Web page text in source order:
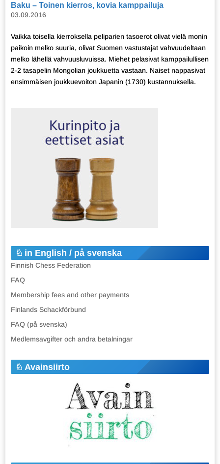
Baku – Toinen kierros, kovia kamppailuja
03.09.2016
Vaikka toisella kierroksella peliparien tasoerot olivat vielä monin
paikoin melko suuria, olivat Suomen vastustajat vahvuudeltaan
melko lähellä vahvuusluvuissa. Miehet pelasivat kamppailullisen
2-2 tasapelin Mongolian joukkuetta vastaan. Naiset nappasivat
ensimmäisen joukkuevoiton Japanin (1730) kustannuksella.
in English / på svenska
Finnish Chess Federation
FAQ
Membership fees and other payments
Finlands Schackförbund
FAQ (på svenska)
Medlemsavgifter och andra betalningar
Avainsiirto